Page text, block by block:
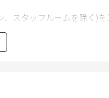
ャワー
、スタッフルームを除く)
す。